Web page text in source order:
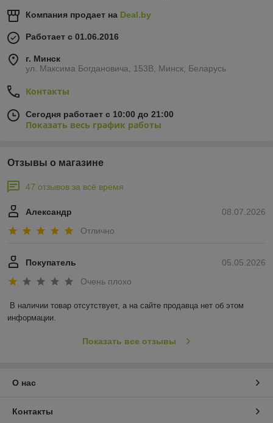
Компания продает на Deal.by
Работает с 01.06.2016
г. Минск
ул. Максима Богдановича, 153В, Минск, Беларусь
Контакты
Сегодня работает с 10:00 до 21:00
Показать весь график работы
Отзывы о магазине
47 отзывов за всё время
08.07.2026
Александр
Отлично
05.05.2026
Покупатель
Очень плохо
В наличии товар отсутствует, а на сайте продавца нет об этом
информации.
Показать все отзывы
О нас
Контакты